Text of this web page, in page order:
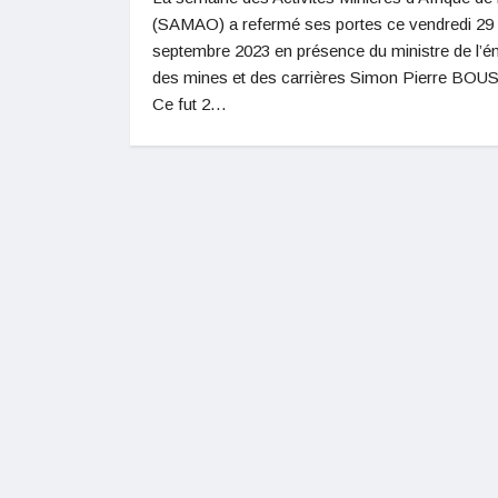
(SAMAO) a refermé ses portes ce vendredi 29
septembre 2023 en présence du ministre de
des mines et des carrières Simon Pierre
Ce fut 2…